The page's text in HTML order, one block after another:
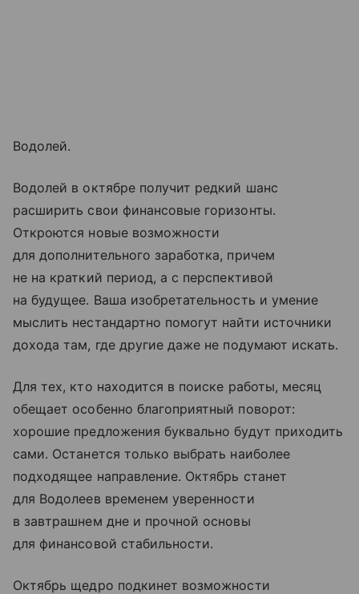
Водолей.
Водолей в октябре получит редкий шанс
расширить свои финансовые горизонты.
Откроются новые возможности
для дополнительного заработка, причем
не на краткий период, а с перспективой
на будущее. Ваша изобретательность и умение
мыслить нестандартно помогут найти источники
дохода там, где другие даже не подумают искать.
Для тех, кто находится в поиске работы, месяц
обещает особенно благоприятный поворот:
хорошие предложения буквально будут приходить
сами. Останется только выбрать наиболее
подходящее направление. Октябрь станет
для Водолеев временем уверенности
в завтрашнем дне и прочной основы
для финансовой стабильности.
Октябрь щедро подкинет возможности